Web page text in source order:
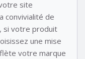
site
convivialité de
si votre produit
une mise
votre marque